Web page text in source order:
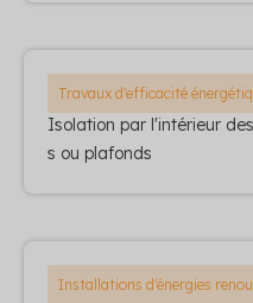
Travaux d'efficacité
Isolation par l'intérieur
s ou plafonds
Installations d'énergies